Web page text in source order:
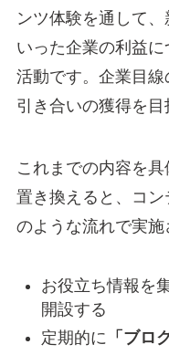
ンツ体験を通して
いった企業の利益
活動です。企業目
引き合いの獲得を目
これまでの内容を
置き換えると、コ
のような流れで実施
お役立ち情報を
開設する
定期的に 「ブロ